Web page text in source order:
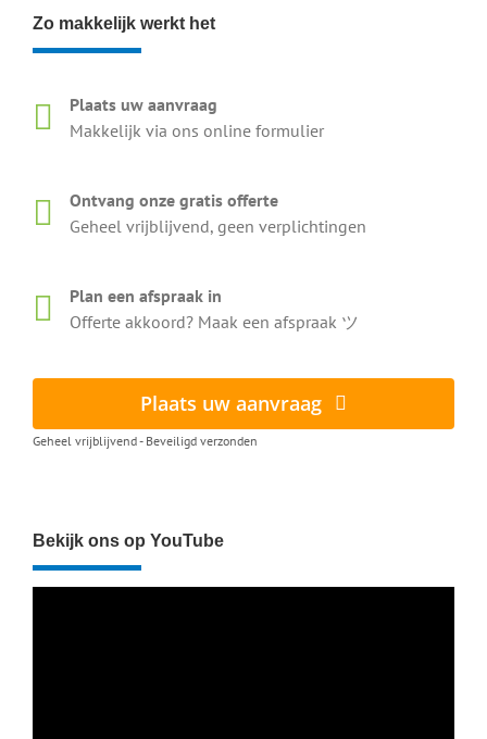
Zo makkelijk werkt het
Plaats uw aanvraag
Makkelijk via ons online formulier
Ontvang onze gratis offerte
Geheel vrijblijvend, geen verplichtingen
Plan een afspraak in
Offerte akkoord? Maak een afspraak ツ
Plaats uw aanvraag
Geheel vrijblijvend - Beveiligd verzonden
Bekijk ons op YouTube